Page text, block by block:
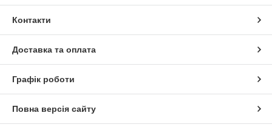
Контакти
Доставка та оплата
Графік роботи
Повна версія сайту